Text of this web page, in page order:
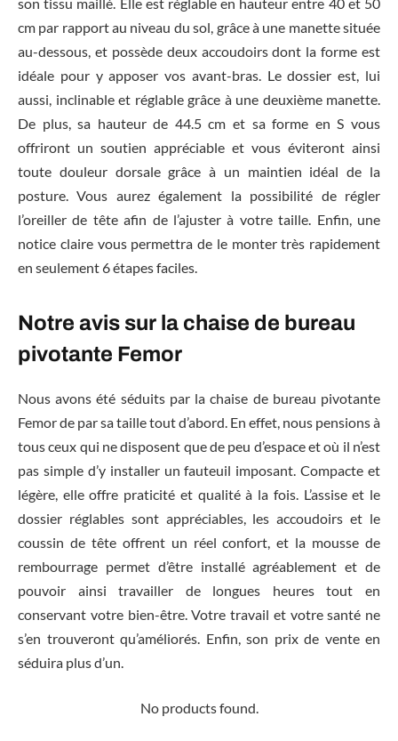
cm par rapport au niveau du sol, grâce à une manette située
au-dessous, et possède deux accoudoirs dont la forme est
idéale pour y apposer vos avant-bras. Le dossier est, lui
aussi, inclinable et réglable grâce à une deuxième manette.
De plus, sa hauteur de 44.5 cm et sa forme en S vous
offriront un soutien appréciable et vous éviteront ainsi
toute douleur dorsale grâce à un maintien idéal de la
posture. Vous aurez également la possibilité de régler
l’oreiller de tête afin de l’ajuster à votre taille. Enfin, une
notice claire vous permettra de le monter très rapidement
en seulement 6 étapes faciles.
Notre avis sur la chaise de bureau
pivotante Femor
Nous avons été séduits par la chaise de bureau pivotante
Femor de par sa taille tout d’abord. En effet, nous pensions à
tous ceux qui ne disposent que de peu d’espace et où il n’est
pas simple d’y installer un fauteuil imposant. Compacte et
légère, elle offre praticité et qualité à la fois. L’assise et le
dossier réglables sont appréciables, les accoudoirs et le
coussin de tête offrent un réel confort, et la mousse de
rembourrage permet d’être installé agréablement et de
pouvoir ainsi travailler de longues heures tout en
conservant votre bien-être. Votre travail et votre santé ne
s’en trouveront qu’améliorés. Enfin, son prix de vente en
séduira plus d’un.
No products found.